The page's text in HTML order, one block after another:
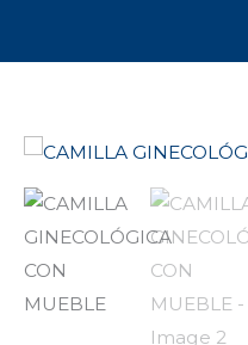
CAMILLA
GINECOLÓGICA
CON
MUEBLE
cantidad